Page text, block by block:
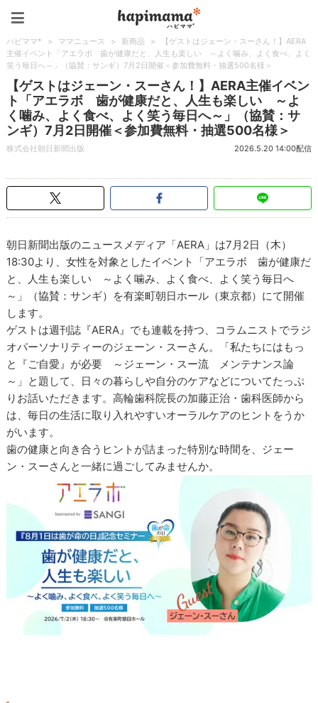
ハピママ* > ママニュース > 新商品 >
【ゲストはジェーン・スーさん！】AERA
主催イベント「アエラボ 歯が健康だと、人生も楽しい ～よく噛み、よく食べ、よく
笑う毎日へ～」（協賛：サンギ）7月2日開催＜参加費無料・抽選500名様＞
【ゲストはジェーン・スーさん！】AERA主催イベン
ト「アエラボ 歯が健康だと、人生も楽しい ～よ
く噛み、よく食べ、よく笑う毎日へ～」（協賛：サ
ンギ）7月2日開催＜参加費無料・抽選500名様＞
株式会社朝日新聞出版 2026.5.20 14:00配信
朝日新聞出版のニュースメディア「AERA」は7月2日（木）
18:30より、女性を対象としたイベント「アエラボ 歯が健康だ
と、人生も楽しい ～よく噛み、よく食べ、よく笑う毎日へ
～」（協賛：サンギ）を有楽町朝日ホール（東京都）にて開催
します。
ゲストは週刊誌『AERA』でも連載を持つ、コラムニストでラジ
オパーソナリティーのジェーン・スーさん。「私たちにはもっ
と『ご自愛』が必要 ～ジェーン・スー流 メンテナンス論
～」と題して、日々の暮らしや自分のケアなどについてたっぷ
りお話いただきます。高輪歯科院長の加藤正治・歯科医師から
は、毎日の生活に取り入れやすいオーラルケアのヒントをうか
がいます。
歯の健康と向き合うヒントが詰まった特別な時間を、ジェー
ン・スーさんと一緒に過ごしてみませんか。